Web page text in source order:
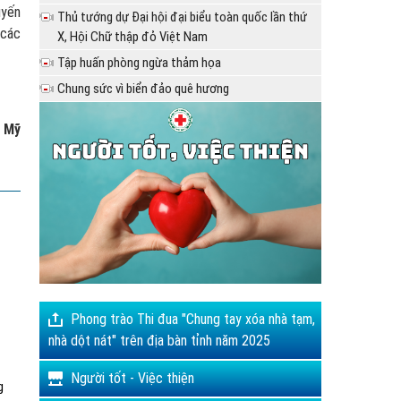
Thủ tướng dự Đại hội đại biểu toàn quốc lần thứ
X, Hội Chữ thập đỏ Việt Nam
Tập huấn phòng ngừa thảm họa
Chung sức vì biển đảo quê hương
Phong trào Thi đua "Chung tay xóa nhà tạm,
nhà dột nát" trên địa bàn tỉnh năm 2025
Người tốt - Việc thiện